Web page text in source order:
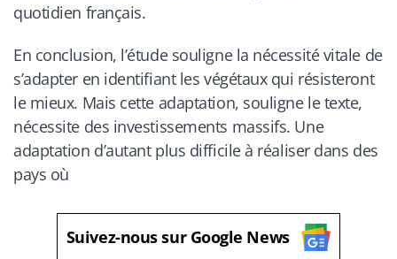
quotidien français.
En conclusion, l’étude souligne la nécessité vitale de
s’adapter en identifiant les végétaux qui résisteront
le mieux. Mais cette adaptation, souligne le texte,
nécessite des investissements massifs. Une
adaptation d’autant plus difficile à réaliser dans des
pays où
Suivez-nous sur Google News